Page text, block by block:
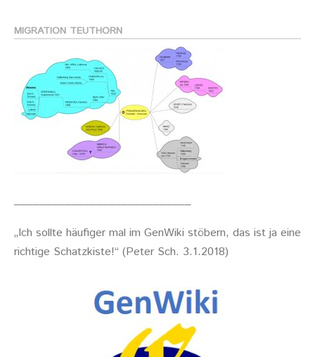
MIGRATION TEUTHORN
„Ich sollte häufiger mal im GenWiki stöbern, das ist ja eine
richtige Schatzkiste!“ (Peter Sch. 3.1.2018)